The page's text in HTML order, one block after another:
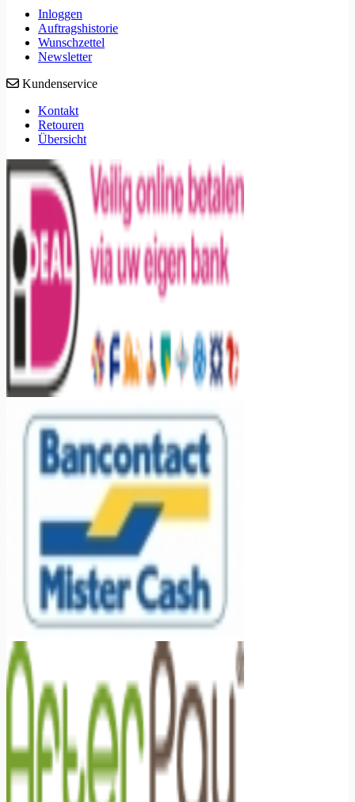
Inloggen
Auftragshistorie
Wunschzettel
Newsletter
Kundenservice
Kontakt
Retouren
Übersicht